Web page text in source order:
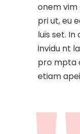
onem vim
pri ut, eu
luis set. In
invidu nt
pro mpta
etiam